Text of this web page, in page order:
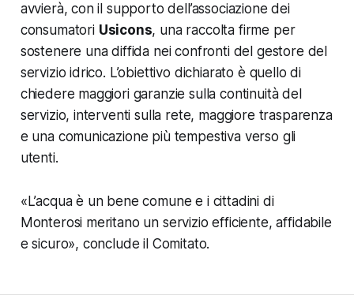
avvierà, con il supporto dell’associazione dei
consumatori Usicons, una raccolta firme per
sostenere una diffida nei confronti del gestore del
servizio idrico. L’obiettivo dichiarato è quello di
chiedere maggiori garanzie sulla continuità del
servizio, interventi sulla rete, maggiore trasparenza
e una comunicazione più tempestiva verso gli
utenti.
« L’acqua è un bene comune e i cittadini di
Monterosi meritano un servizio efficiente, affidabile
e sicuro», conclude il Comitato.